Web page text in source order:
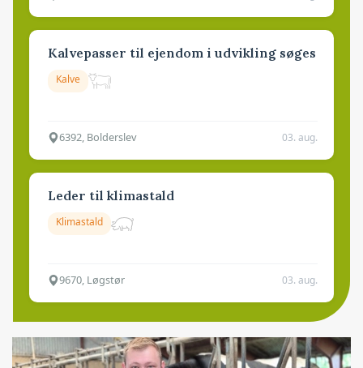
Kalvepasser til ejendom i udvikling søges
Kalve
6392, Bolderslev 03. aug.
Leder til klimastald
Klimastald
9670, Løgstør 03. aug.